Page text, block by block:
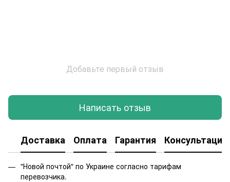
Добавьте первый отзыв
Написать отзыв
Доставка Оплата Гарантия Консультация
"Новой почтой" по Украине согласно тарифам
перевозчика.